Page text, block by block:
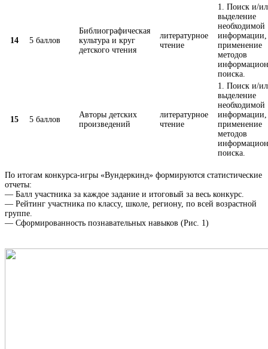
14 5 баллов
Библиографическая
культура и круг
детского чтения
литературное
чтение
1. Поиск и/
выделение
необходимой
информации,
применение
методов
поиска.
15 5 баллов
Авторы детских
произведений
литературное
чтение
1. Поиск и/
выделение
необходимой
информации,
применение
методов
поиска.
По итогам конкурса-игры «Вундеркинд» формируются статистические
отчеты:
— Балл участника за каждое задание и итоговый за весь конкурс.
— Рейтинг участника по классу, школе, региону, по всей возрастной
группе.
— Сформированность познавательных навыков (Рис. 1)